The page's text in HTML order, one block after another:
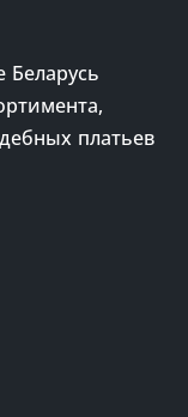
платьев